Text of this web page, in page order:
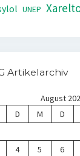
UNEP
Artikelarchiv
August
D M D
4 5 6